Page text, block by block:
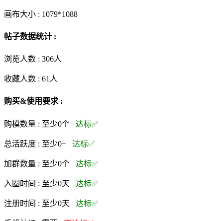
画布大小 : 1079*1088
帖子数据统计 :
浏览人数 : 306人
收藏人数 : 61 人
购买&使用要求 :
购模数量 : 至少0个 达标✅
总活跃度 : 至少0+ 达标✅
加群数量 : 至少0个 达标✅
入圈时间 : 至少0天 达标✅
注册时间 : 至少0天 达标✅